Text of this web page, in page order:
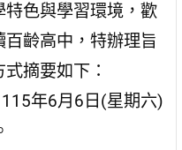
特色與學習環境，歡
齡高中，特辦理旨
摘要如下：
年6月6日(星期六)